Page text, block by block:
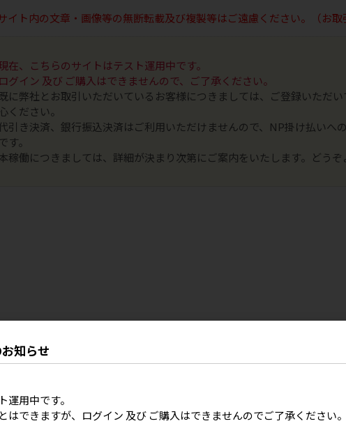
イト内の文章・画像等の無断転載及び複製等はご遠慮ください。（お
在、こちらのサイトはテスト運用中です。
ログイン 及び ご購入はできませんので、ご了承ください。
に弊社とお取引いただいているお客様につきましては、ご登録いただ
ください。
引き決済、銀行振込決済はご利用いただけませんので、NP掛け払いへ
です。
稼働につきましては、詳細が決まり次第にご案内をいたします。どう
知らせ
運用中です。
はできますが、ログイン 及び ご購入はできませんのでご了承ください